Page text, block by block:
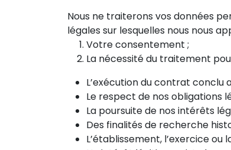
Nous ne traiterons vos données
légales sur lesquelles nous nous
Votre consentement ;
La nécessité du traitement
L’exécution du contrat conclu
Le respect de nos obligations
La poursuite de nos intérêts
Des finalités de recherche
L’établissement, l’exercice ou